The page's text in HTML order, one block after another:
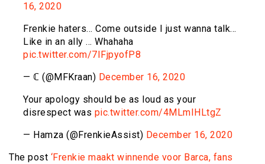
16, 2020
Frenkie haters… Come outside I just wanna talk…
Like in an ally … Whahaha
pic.twitter.com/7IFjpyofP8
— ℂ (@MFKraan) December 16, 2020
Your apology should be as loud as your
disrespect was pic.twitter.com/4MLmIHLtgZ
— Hamza (@FrenkieAssist) December 16, 2020
The post ‘Frenkie maakt winnende voor Barca, fans